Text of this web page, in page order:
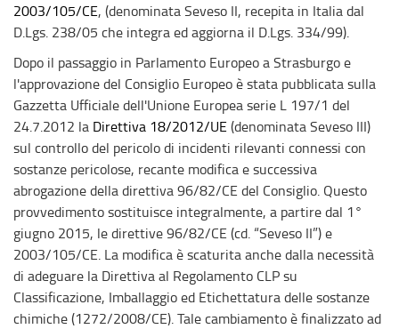
2003/105/CE, (denominata Seveso II, recepita in Italia dal
D.Lgs. 238/05 che integra ed aggiorna il D.Lgs. 334/99).
Dopo il passaggio in Parlamento Europeo a Strasburgo e
l'approvazione del Consiglio Europeo è stata pubblicata sulla
Gazzetta Ufficiale dell'Unione Europea serie L 197/1 del
24.7.2012 la Direttiva 18/2012/UE(denominata Seveso III)
sul controllo del pericolo di incidenti rilevanti connessi con
sostanze pericolose, recante modifica e successiva
abrogazione della direttiva 96/82/CE del Consiglio. Questo
provvedimento sostituisce integralmente, a partire dal 1°
giugno 2015, le direttive 96/82/CE (cd. “Seveso II”) e
2003/105/CE. La modifica è scaturita anche dalla necessità
di adeguare la Direttiva al Regolamento CLP su
Classificazione, Imballaggio ed Etichettatura delle sostanze
chimiche (1272/2008/CE). Tale cambiamento è finalizzato ad